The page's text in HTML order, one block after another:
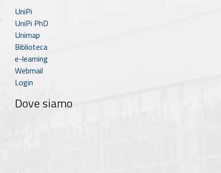
UniPi
UniPi PhD
Unimap
Biblioteca
e-learning
Webmail
Login
Dove siamo